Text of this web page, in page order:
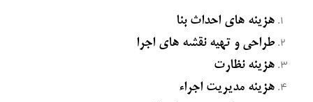
هزینه های احداث بنا
طراحی و تهیه نقشه های اجرا
هزینه نظارت
هزینه مدیریت اجراء